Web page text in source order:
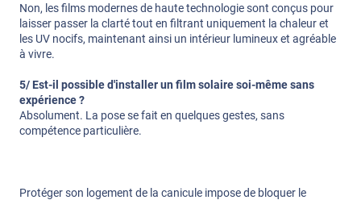
Non, les films modernes de haute technologie sont conçus pour
laisser passer la clarté tout en filtrant uniquement la chaleur et
les UV nocifs, maintenant ainsi un intérieur lumineux et agréable
à vivre.
5/ Est-il possible d'installer un film solaire soi-même sans
expérience ?
Absolument. La pose se fait en quelques gestes, sans
compétence particulière.
Protéger son logement de la canicule impose de bloquer le